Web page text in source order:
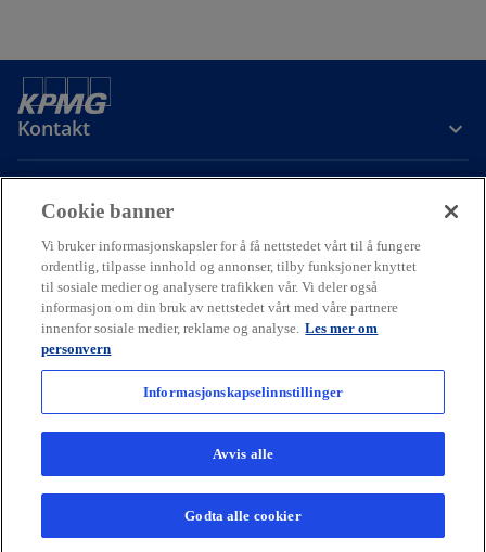
Kontakt
Om oss
Karriere
o
e
n
s
i
n
a
n
o
p
e
n
s
n
a
n
o
p
e
n
s
n
a
© 2026 KPMG AS and KPMG Law Advokatfirma AS, Norwegian limited
liability companies and a member firm of the KPMG global
organization of independent member firms affiliated with KPMG
For more detail about the structure of the KPMG global organization
Cookie banner
Vi bruker informasjonskapsler for å få nettstedet vårt til å fungere
ordentlig, tilpasse innhold og annonser, tilby funksjoner knyttet
til sosiale medier og analysere trafikken vår. Vi deler også
informasjon om din bruk av nettstedet vårt med våre partnere
innenfor sosiale medier, reklame og analyse. Les mer om
personvern
Informasjonskapselinnstillinger
Avvis alle
Godta alle cookier